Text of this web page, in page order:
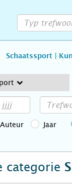
Schaatssport |
Auteur Jaar
categorie